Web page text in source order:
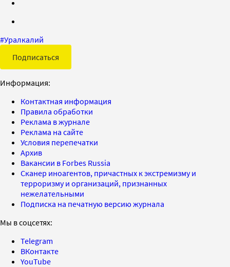
#Уралкалий
Подписаться
Информация:
Контактная информация
Правила обработки
Реклама в журнале
Реклама на сайте
Условия перепечатки
Архив
Вакансии в Forbes Russia
Сканер иноагентов, причастных к экстремизму и
терроризму и организаций, признанных
нежелательными
Подписка на печатную версию журнала
Мы в соцсетях:
Telegram
ВКонтакте
YouTube